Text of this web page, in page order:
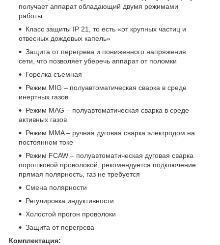
получает аппарат обладающий двумя режимами
работы
Класс защиты IP 21, то есть «от крупных частиц и
отвесных дождевых капель»
Защита от перегрева и пониженного напряжения
сети, что позволяет уберечь аппарат от поломки
Горелка съемная
Режим MIG – полуавтоматическая сварка в среде
инертных газов
Режим MAG – полуавтоматическая сварка в среде
активных газов
Режим MMA – ручная дуговая сварка электродом на
постоянном токе
Режим FCAW – полуавтоматическая дуговая сварка
порошковой проволокой, рекомендуется подключение:
прямая полярность, газ не требуется
Смена полярности
Регулировка индуктивности
Холостой прогон проволоки
Защита от перегрева
Комплектация: